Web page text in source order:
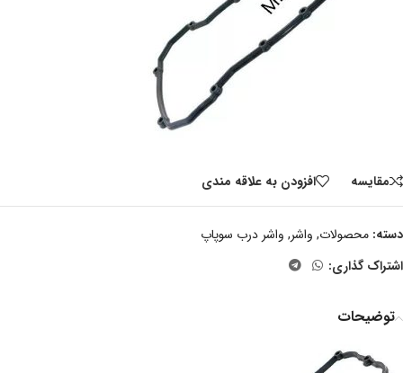
مقايسه افزودن به علاقه مندی
دسته: محصولات, واشر, واشر درب سوپاپ
اشتراک گذاری:
توضیحات